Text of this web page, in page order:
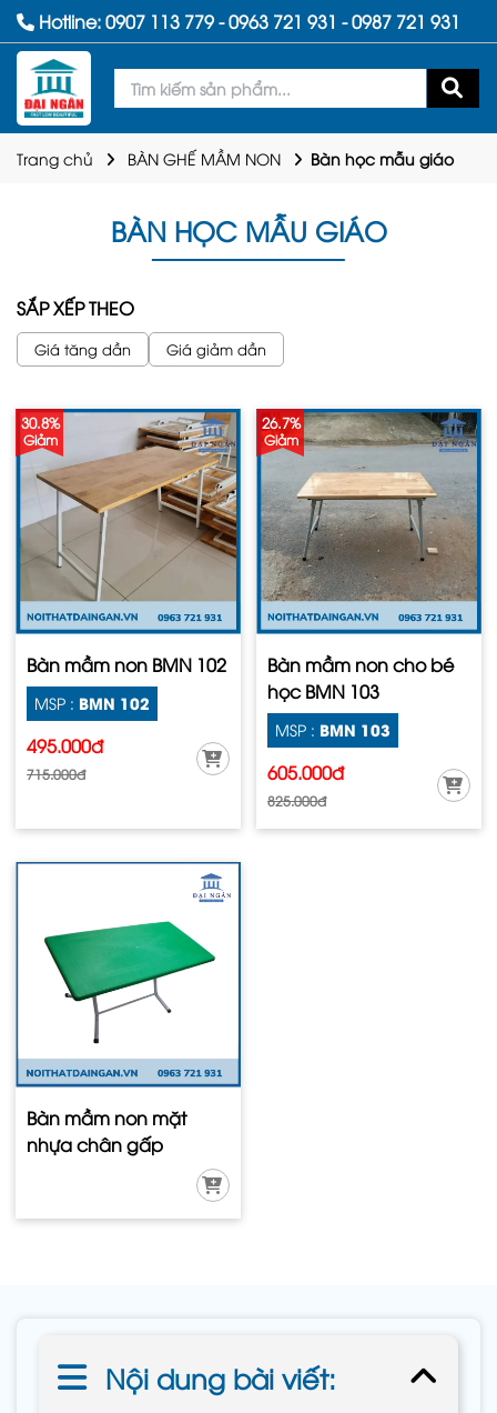
Hotline:0907 113 779-0963 721 931 -0987 721 931
Trang chủ BÀN GHẾ MẦM NON Bàn học mẫu giáo
BÀN HỌC MẪU GIÁO
SẮP XẾP THEO
Giá tăng dần Giá giảm dần
30.8%
Giảm
Bàn mầm non BMN 102
MSP : BMN 102
495.000đ
715.000đ
26.7%
Giảm
Bàn mầm non cho bé
học BMN 103
MSP : BMN 103
605.000đ
825.000đ
Bàn mầm non mặt
nhựa chân gấp
Nội dung bài viết: